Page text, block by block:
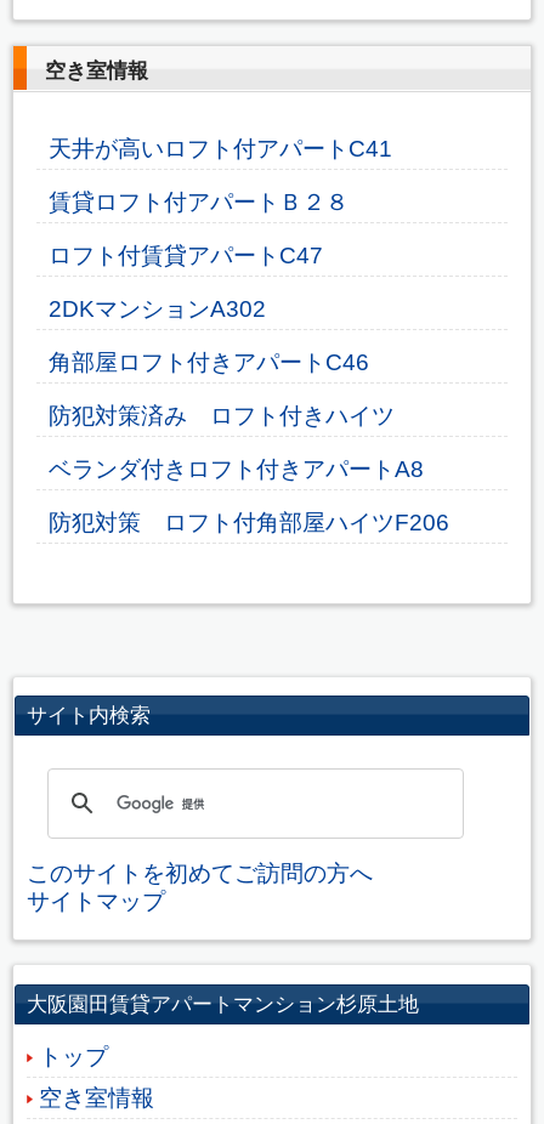
空き室情報
天井が高いロフト付アパートC41
賃貸ロフト付アパートＢ２８
ロフト付賃貸アパートC47
2DKマンションA302
角部屋ロフト付きアパートC46
防犯対策済み ロフト付きハイツ
ベランダ付きロフト付きアパートA8
防犯対策 ロフト付角部屋ハイツF206
サイト内検索
このサイトを初めてご訪問の方へ
サイトマップ
大阪園田賃貸アパートマンション杉原土地
トップ
空き室情報